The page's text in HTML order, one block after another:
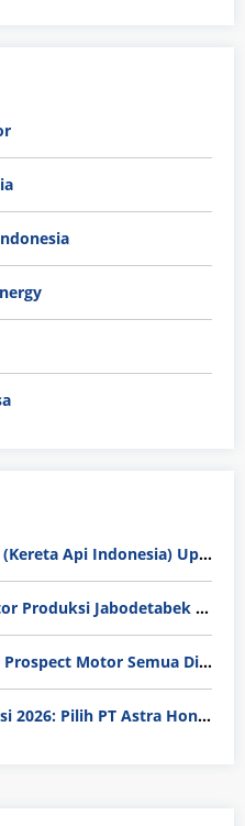
Gaji Karyawan PT KAI (Kereta Api Indonesia) Update 2025
Rata-Rata Gaji Operator Produksi Jabodetabek 2025: Bedah Tuntas UMK, Lemburan, dan Realita Hidup Buruh
Gaji Karyawan Honda Prospect Motor Semua Divisi
Gaji Operator Produksi 2026: Pilih PT Astra Honda Motor (AHM) atau Manufaktur di Jepang?